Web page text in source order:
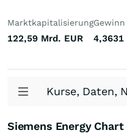
Marktkapitalisierung
122,59 Mrd. EUR 4,3631
Kurse, Daten,
Siemens Energy Chart